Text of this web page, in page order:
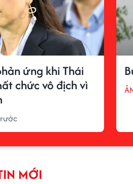
ứng khi Thái
chức vô địch vì
MỚI